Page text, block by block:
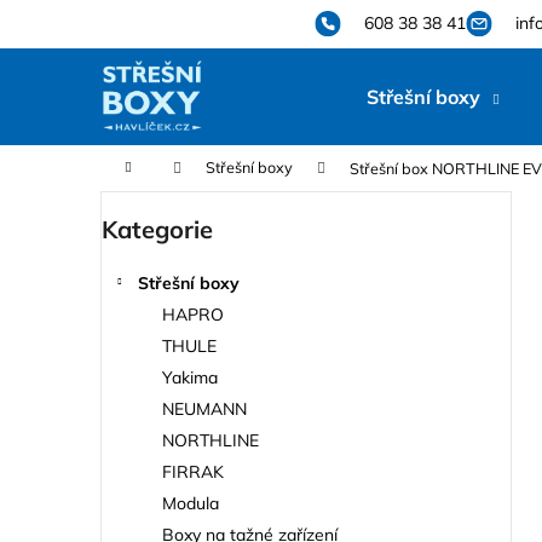
obsah
608 38 38 41
Střešní boxy
Domů Střešní boxy Střešní box NORTHLINE
o
Přeskočit
kategorie
Kategorie
Střešní boxy
HAPRO
THULE
Yakima
NEUMANN
NORTHLINE
FIRRAK
Modula
Boxy na tažné zařízení
o
k
Zpět
obchodu
Zpět
obchodu